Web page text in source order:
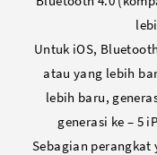
Untuk iOS,
atau yang lebih
lebih baru,
generasi ke – 5
Sebagian perangkat